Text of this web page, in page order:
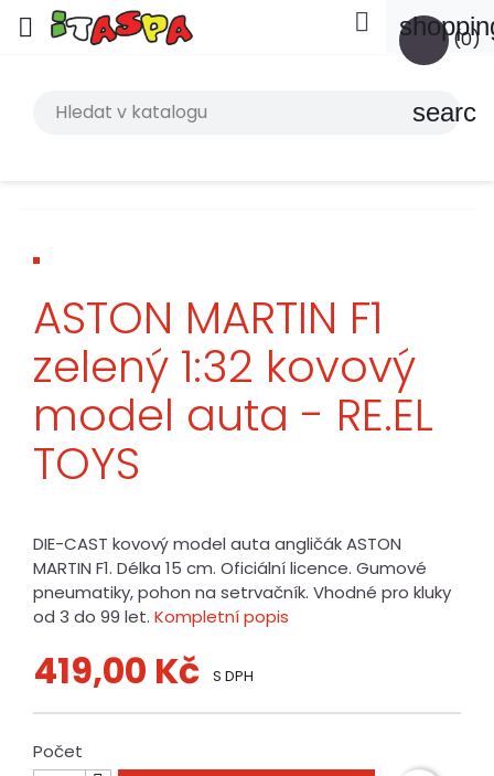
 (0)

search
ASTON MARTIN F1
zelený 1:32 kovový
model auta - RE.EL
TOYS
DIE-CAST kovový model auta angličák ASTON
MARTIN F1. Délka 15 cm. Oficiální licence. Gumové
pneumatiky, pohon na setrvačník. Vhodné pro kluky
od 3 do 99 let. Kompletní popis
419,00 Kč S DPH
Počet